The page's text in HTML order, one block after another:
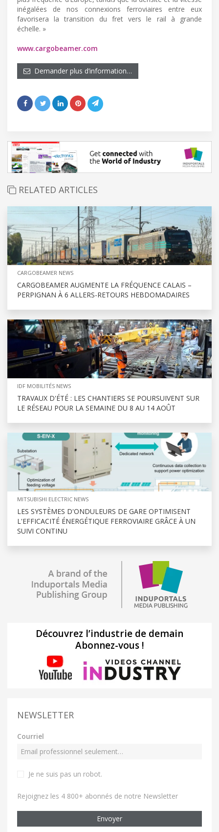
inégalées de nos connexions ferroviaires entre eux
favorisera la transition du fret vers le rail à grande
échelle. »
www.cargobeamer.com
Demander plus d’information…
RELATED ARTICLES
CARGOBEAMER NEWS
CARGOBEAMER AUGMENTE LA FRÉQUENCE CALAIS –
PERPIGNAN À 6 ALLERS-RETOURS HEBDOMADAIRES
IDF MOBILITÉS NEWS
TRAVAUX D'ÉTÉ : LES CHANTIERS SE POURSUIVENT SUR
LE RÉSEAU POUR LA SEMAINE DU 8 AU 14 AOÛT
MITSUBISHI ELECTRIC NEWS
LES SYSTÈMES D'ONDULEURS DE GARE OPTIMISENT
L'EFFICACITÉ ÉNERGÉTIQUE FERROVIAIRE GRÂCE À UN
SUIVI CONTINU
Découvrez l’industrie de demain
Abonnez-vous !
NEWSLETTER
Courriel
Je ne suis pas un robot.
Rejoignez les 4 800+ abonnés de notre Newsletter
Envoyer